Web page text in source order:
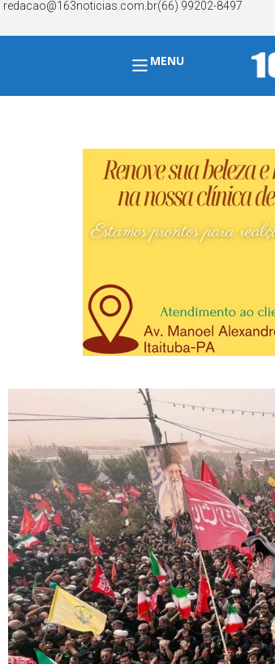
redacao@163noticias.com.br(66) 99202-8497
MENU